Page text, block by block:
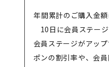
年間累計のご購入金
10日に会員ステージ
会員ステージがアッ
ポンの割引率や、会